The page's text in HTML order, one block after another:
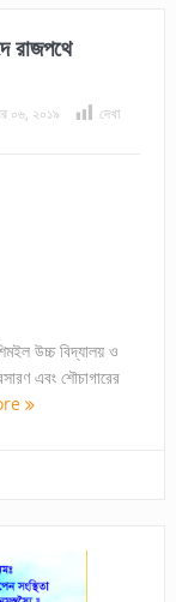
রাজপথে
০৬, ২০১৯
দেখা
উচ্চ বিদ্যালয় ও
এবং শৌচাগারের